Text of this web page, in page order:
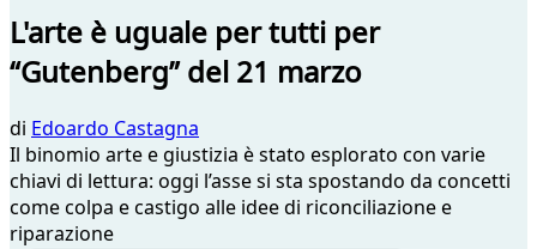
L'arte è uguale per tutti per
“Gutenberg” del 21 marzo
di Edoardo Castagna
Il binomio arte e giustizia è stato esplorato con varie
chiavi di lettura: oggi l’asse si sta spostando da concetti
come colpa e castigo alle idee di riconciliazione e
riparazione